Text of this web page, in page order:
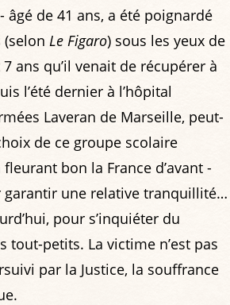
âgé de 41 ans, a été poignardé
Le Figaro) sous les yeux de
ans qu’il venait de récupérer à
l’été dernier à l’hôpital
Laveran de Marseille, peut-
de ce groupe scolaire
bon la France d’avant -
garantir une relative tranquillité…
pour s’inquiéter du
tout-petits. La victime n’est pas
par la Justice, la souffrance